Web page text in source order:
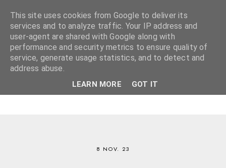
8 NOV. 23
This site uses cookies from Google to deliver its
services and to analyze traffic. Your IP address and
user-agent are shared with Google along with
performance and security metrics to ensure quality of
service, generate usage statistics, and to detect and
address abuse.
LEARN MORE GOT IT